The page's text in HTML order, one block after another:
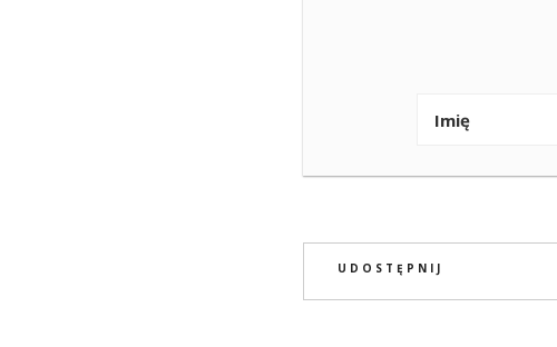
UDOSTĘPNIJ